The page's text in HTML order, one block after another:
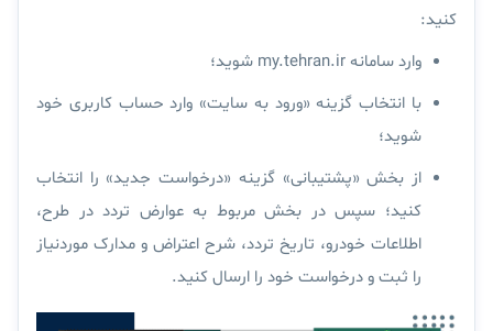
کنید:
وارد سامانه my.tehran.ir شوید؛
با انتخاب گزینه «ورود به سایت» وارد حساب کاربری خود
شوید؛
از بخش «پشتیبانی» گزینه «درخواست جدید» را انتخاب
کنید؛ سپس در بخش مربوط به عوارض تردد در طرح،
اطلاعات خودرو، تاریخ تردد، شرح اعتراض و مدارک موردنیاز
را ثبت و درخواست خود را ارسال کنید.